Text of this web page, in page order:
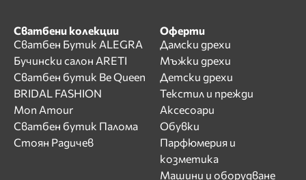
Сватбени колекции
Сватбен Бутик ALEGRA
Бучински салон ARETI
Сватбен бутик Be Queen
BRIDAL FASHION
Mon Amour
Сватбен бутик Палома
Стоян Радичев
Оферти
Дамски дрехи
Мъжки дрехи
Детски дрехи
Текстил и прежди
Аксесоари
Обувки
Парфюмерия и
козметика
Машини и оборудване